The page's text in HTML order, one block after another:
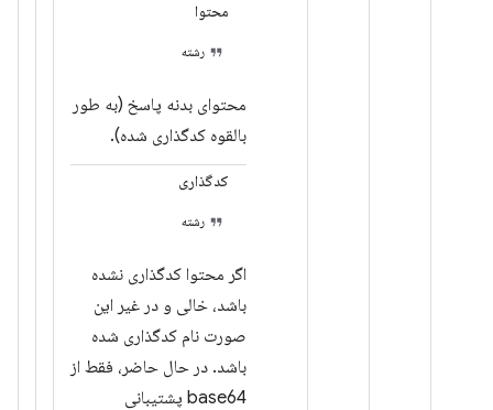
محتوا
رشته
محتوای بدنه پاسخ (به طور
بالقوه کدگذاری شده).
کدگذاری
رشته
اگر محتوا کدگذاری نشده
باشد، خالی و در غیر این
صورت نام کدگذاری شده
باشد. در حال حاضر، فقط از
base64 پشتیبانی